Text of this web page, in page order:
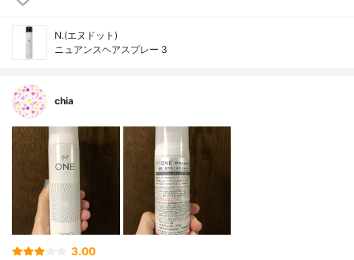
N.(エヌドット)
ニュアンスヘアスプレー 3
chia
3.00